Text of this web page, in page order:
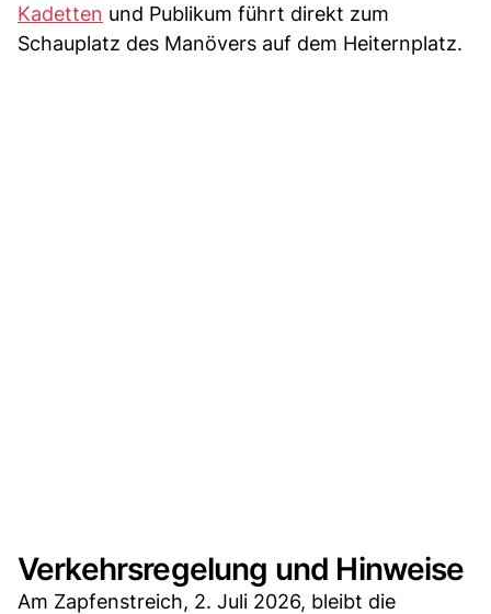
Kadetten und Publikum führt direkt zum
Schauplatz des Manövers auf dem Heiternplatz.
Verkehrsregelung und Hinweise
Am Zapfenstreich, 2. Juli 2026, bleibt die